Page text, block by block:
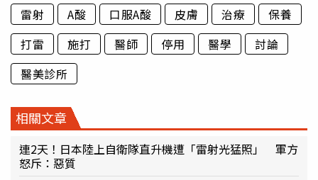
雷射 A酸 口服A酸 皮膚 治療
保養
打雷
施打 醫師 停用 醫學
討論
醫美診所
相關文章
連2天！日本陸上自衛隊直升機遭「雷射光猛照」 軍方
怒斥：惡質